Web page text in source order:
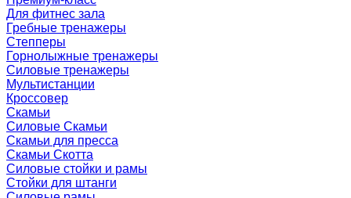
Для фитнес зала
Гребные тренажеры
Степперы
Горнолыжные тренажеры
Силовые тренажеры
Мультистанции
Кроссовер
Скамьи
Силовые Скамьи
Скамьи для пресса
Скамьи Скотта
Силовые стойки и рамы
Стойки для штанги